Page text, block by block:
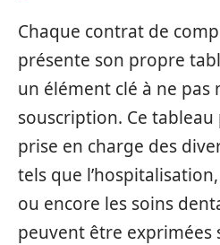
Chaque contrat de
présente son propre
un élément clé à ne pas
souscription. Ce
prise en charge des
tels que
ou encore les soins
peuvent être exprimées